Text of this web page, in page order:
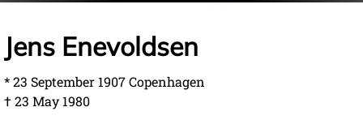
Jens Enevoldsen
* 23 September 1907 Copenhagen
† 23 May 1980